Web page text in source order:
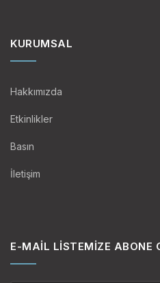
KURUMSAL
Hakkımızda
Etkinlikler
Basın
İletişim
E-MAIL LISTEMIZE ABONE